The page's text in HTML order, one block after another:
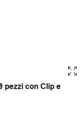
pezzi con Clip e